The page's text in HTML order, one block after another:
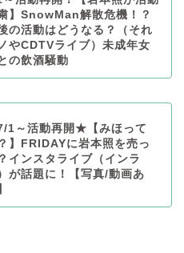
】SnowMan解散危機！？
の活動はどうなる？（それ
やCDTVライブ）未成年女
の飲酒騒動
1～活動再開★【みほって
】FRIDAYに岩本照を売っ
インスタライブ（インラ
が話題に！【写真/動画あ